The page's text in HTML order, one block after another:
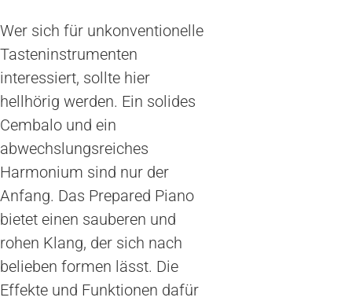
Wer sich für unkonventionelle
Tasteninstrumenten
interessiert, sollte hier
hellhörig werden. Ein solides
Cembalo und ein
abwechslungsreiches
Harmonium sind nur der
Anfang. Das Prepared Piano
bietet einen sauberen und
rohen Klang, der sich nach
belieben formen lässt. Die
Effekte und Funktionen dafür